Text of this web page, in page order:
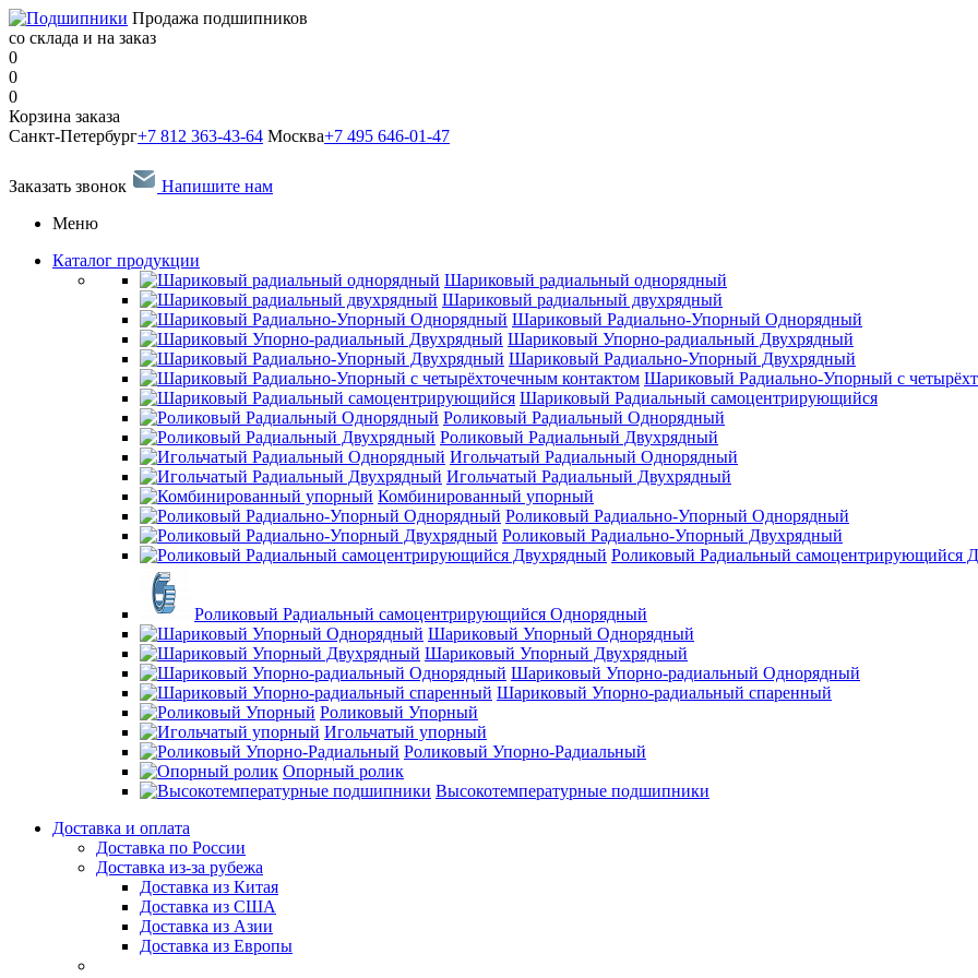
Продажа подшипников
со склада и на заказ
0
0
0
Корзина заказа
Санкт-Петербург+7 812 363-43-64 Москва+7 495 646-01-47
Заказать звонок
Напишите нам
Меню
Каталог продукции
Шариковый радиальный однорядный
Шариковый радиальный двухрядный
Шариковый Радиально-Упорный Однорядный
Шариковый Упорно-радиальный Двухрядный
Шариковый Радиально-Упорный Двухрядный
Шариковый Радиально-Упорный с
Шариковый Радиальный самоцентрирующийся
Роликовый Радиальный Однорядный
Роликовый Радиальный Двухрядный
Игольчатый Радиальный Однорядный
Игольчатый Радиальный Двухрядный
Комбинированный упорный
Роликовый Радиально-Упорный Однорядный
Роликовый Радиально-Упорный Двухрядный
Роликовый Радиальный самоцентрирующийся
Роликовый Радиальный самоцентрирующийся Однорядный
Шариковый Упорный Однорядный
Шариковый Упорный Двухрядный
Шариковый Упорно-радиальный Однорядный
Шариковый Упорно-радиальный спаренный
Роликовый Упорный
Игольчатый упорный
Роликовый Упорно-Радиальный
Опорный ролик
Высокотемпературные подшипники
Доставка и оплата
Доставка по России
Доставка из-за рубежа
Доставка из Китая
Доставка из США
Доставка из Азии
Доставка из Европы